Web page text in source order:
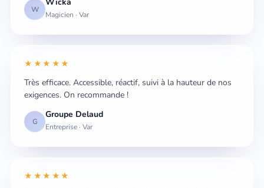
W
Magicien · Var
★★★★★
Très efficace. Accessible, réactif, suivi à la hauteur de nos
exigences. On recommande !
G
Groupe Delaud
Entreprise · Var
★★★★★